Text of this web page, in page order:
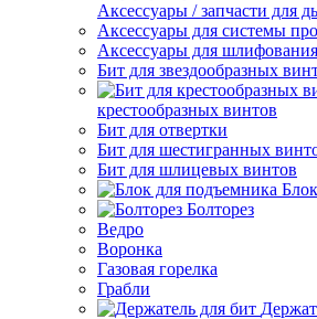
Аксессуары / запчасти для
Аксессуары для системы
Аксессуары для
Бит для звездообразных
крестообразных винтов
Бит для отвертки
Бит для шестигранных
Бит для шлицевых винтов
Болторез
Ведро
Воронка
Газовая горелка
Грабли